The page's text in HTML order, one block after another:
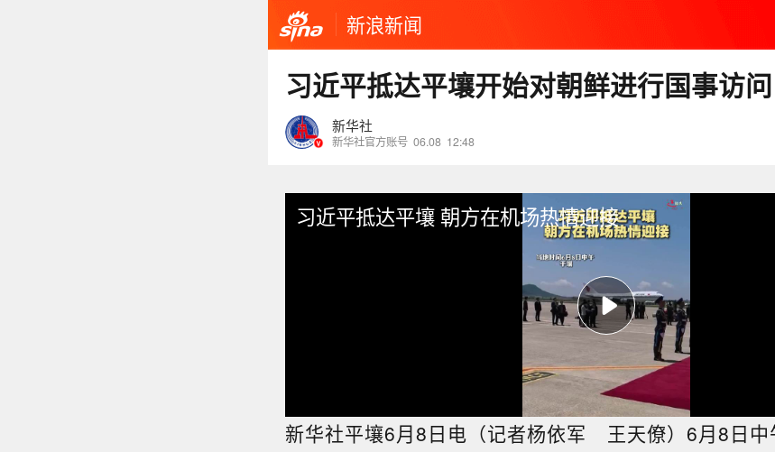
新浪新闻
习近平抵达平壤开始对朝鲜进行国事访问
新华社
新华社官方账号 06.08 12:48
习近平抵达平壤 朝方在机场热情迎接
新华社平壤6月8日电（记者杨依军 王天僚）6月8日中